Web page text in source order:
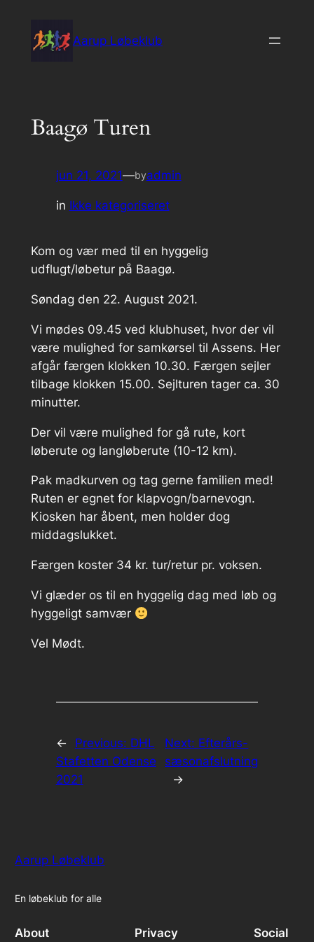
indhold
Aarup Løbeklub
Baagø Turen
jun 21, 2021—byadmin
in Ikke kategoriseret
Kom og vær med til en hyggelig
udflugt/løbetur på Baagø.
Søndag den 22. August 2021.
Vi mødes 09.45 ved klubhuset, hvor der vil
være mulighed for samkørsel til Assens. Her
afgår færgen klokken 10.30. Færgen sejler
tilbage klokken 15.00. Sejlturen tager ca. 30
minutter.
Der vil være mulighed for gå rute, kort
løberute og langløberute (10-12 km).
Pak madkurven og tag gerne familien med!
Ruten er egnet for klapvogn/barnevogn.
Kiosken har åbent, men holder dog
middagslukket.
Færgen koster 34 kr. tur/retur pr. voksen.
Vi glæder os til en hyggelig dag med løb og
hyggeligt samvær
Vel Mødt.
← Previous: DHL
Stafetten Odense
2021
Next: Efterårs-
sæsonafslutning
→
Aarup Løbeklub
En løbeklub for alle
About Privacy Social